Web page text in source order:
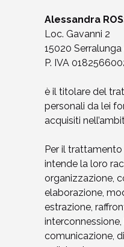
Alessandra
Loc. Gavanni 2
15020 Serralunga
P. IVA
è il titolare del
personali da lei
acquisiti
Per il
intende la loro
organizzazione,
elaborazione,
estrazione,
interconnessione,
comunicazione,